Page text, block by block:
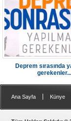
Deprem sırasında
gerekenler...
Ana Sayfa Künye